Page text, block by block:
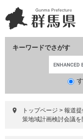
ー
ジ
ニ
ュ
て
キーワードでさがす
トップページ > 報道
策地域計画検討会議を